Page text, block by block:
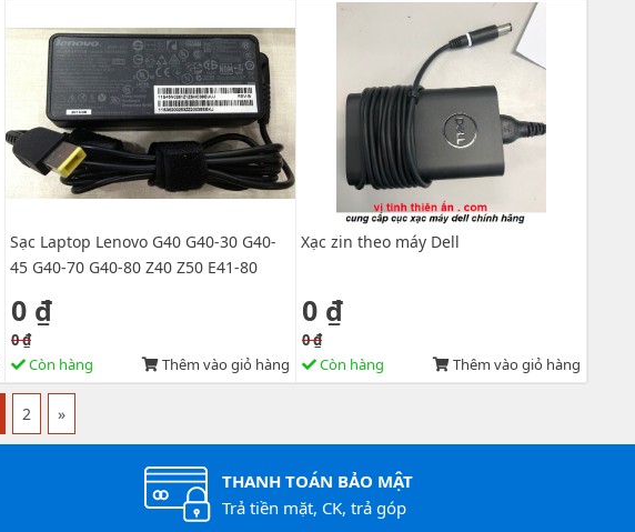
Sạc Laptop Lenovo G40 G40-30 G40-
45 G40-70 G40-80 Z40 Z50 E41-80
0 ₫
0 ₫
Còn hàng
Thêm vào giỏ hàng
Xạc zin theo máy Dell
0 ₫
0 ₫
Còn hàng
Thêm vào giỏ hàng
2 »
THANH TOÁN BẢO MẬT
Trả tiền mặt, CK, trả góp